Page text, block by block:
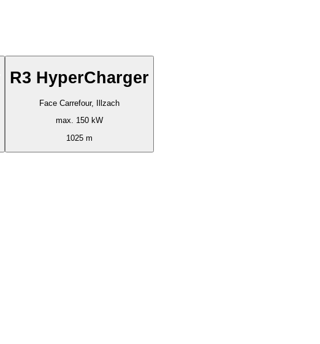
R3 HyperCharger
Face Carrefour, Illzach
max. 150 kW
1025 m